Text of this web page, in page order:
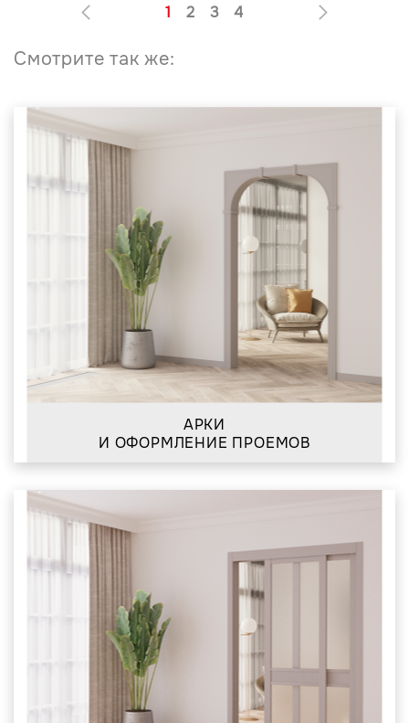
1 2 3 4
Смотрите так же:
АРКИ
И ОФОРМЛЕНИЕ ПРОЕМОВ